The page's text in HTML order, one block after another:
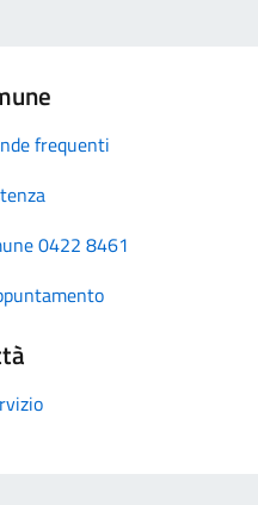
frequenti
0422 8461